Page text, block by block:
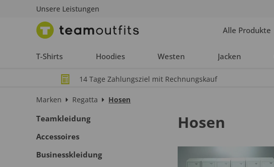
Unsere Leistungen
Alle Produkte
T-Shirts Hoodies Westen Jacken
14 Tage Zahlungsziel mit Rechnungskauf
Marken Regatta Hosen
Teamkleidung
Accessoires
Businesskleidung
Hosen